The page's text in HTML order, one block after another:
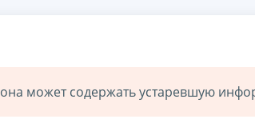
может содержать устаревшую